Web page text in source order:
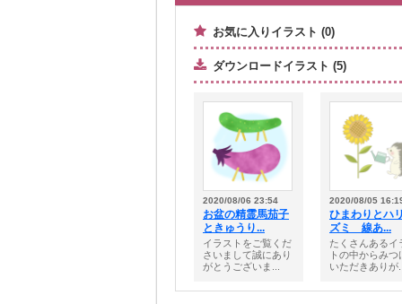
お気に入りイラスト (0)
ダウンロードイラスト (5)
2020/08/06 23:54
お盆の精霊馬茄子
ときゅうり...
イラストをご覧くだ
さいまして誠にあり
がとうございま...
2020/08/05
ひまわりとハ
ズミ 線あ...
たくさんあるイ
トの中からみつ
いただきありが